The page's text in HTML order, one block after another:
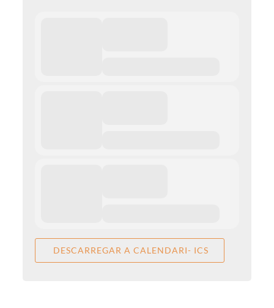
DESCARREGAR A CALENDARI- ICS